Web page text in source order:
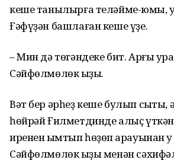
кеше танылырға телəйме-юҡмы,
Ғəфүҙəн башлаған кеше үҙе.
– Мин дə тɵгəндеке бит. Арғы
Сəйфɵлмɵлɵк ҡыҙы.
Вəт бер əрһеҙ кеше булып сыҡты,
һɵйрəй Ғилметдинде алыҫ
иренен ҡымтып һɵҙɵп ҡарауынан
Сəйфɵлмɵлɵк ҡыҙы менəн